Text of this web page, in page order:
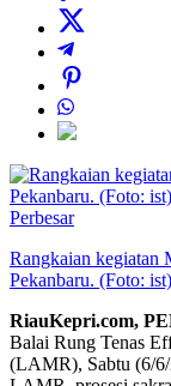
Perbesar
Rangkaian
Pekanbaru. (Foto: ist)
RiauKepri.com,
Balai Rung Tenas
(LAMR), Sabtu (6/